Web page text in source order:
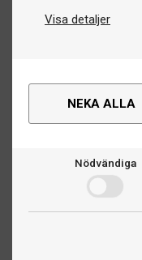
Visa detaljer
NEKA ALLA
Nödvändiga